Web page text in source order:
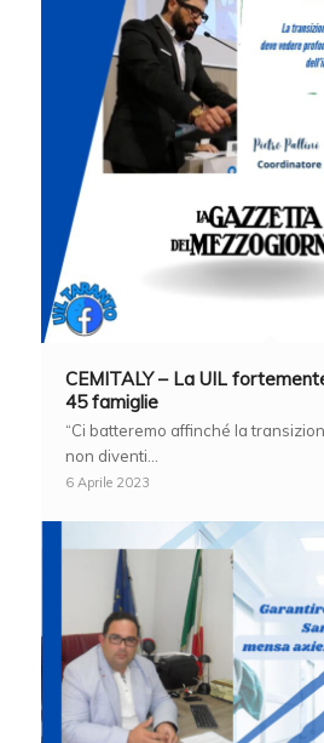
CEMITALY – La UIL
45 famiglie
“Ci batteremo affinché la
non diventi…
6 Aprile 2023